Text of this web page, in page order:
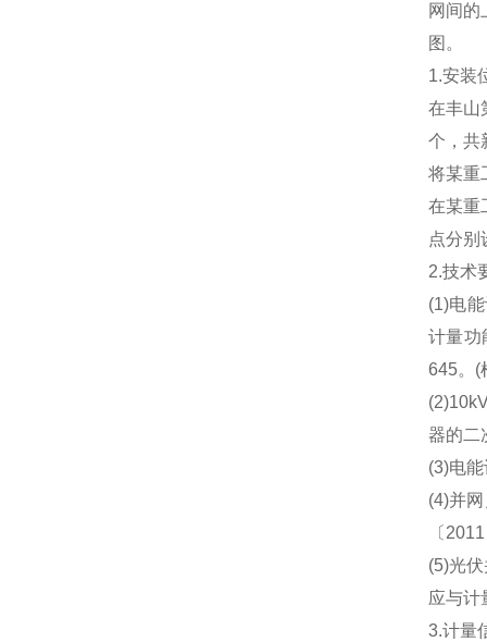
网间的
图。
1.安装
在丰山
个，共
将某重
在某重
点分别
2.技术
(1)电
计量功
645。(
器的二
(3)电
(4)并
〔
(5)光
应与计
3.计量